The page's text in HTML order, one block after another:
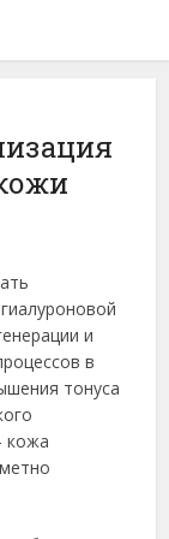
и
в
тонуса
кожа